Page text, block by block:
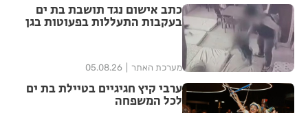
כתב אישום נגד תושבת בת ים
בעקבות התעללות בפעוטות בגן
מערכת האתר 05.08.26
ערבי קיץ חגיגיים בטיילת בת ים
לכל המשפחה